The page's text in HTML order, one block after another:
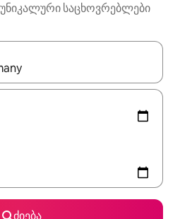
საცხოვრებლები
გახდება, ნავიგაციისთვის
ძიება